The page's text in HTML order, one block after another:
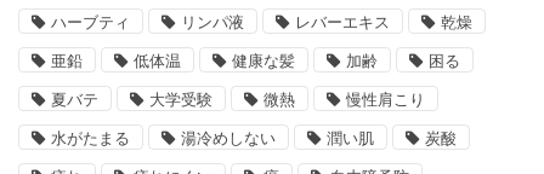
ハーブティ リンパ液 レバーエキス 乾燥
亜鉛 低体温 健康な髪 加齢 困る
夏バテ 大学受験 微熱 慢性肩こり
水がたまる 湯冷めしない 潤い肌 炭酸